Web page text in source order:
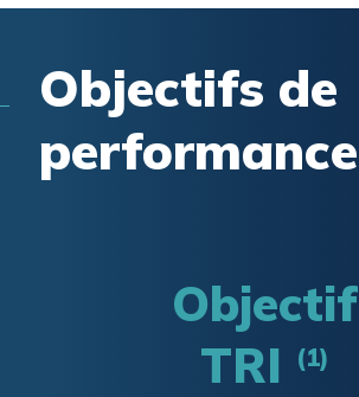
Objectifs de
performance
Objectif
TRI
(1)